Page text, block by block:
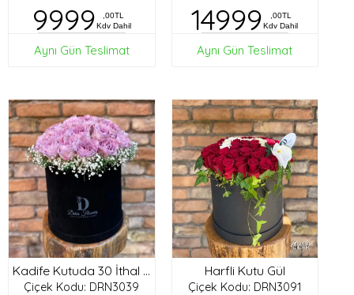
9999
,00TL
Kdv Dahil
Aynı Gün Teslimat
14999
,00TL
Kdv Dahil
Aynı Gün Teslimat
Kadife Kutuda 30 İthal Gül
Çiçek Kodu: DRN3039
Harfli Kutu Gül
Çiçek Kodu: DRN3091